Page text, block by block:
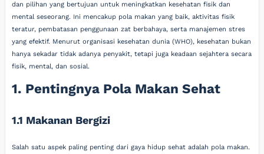
dan pilihan yang bertujuan untuk meningkatkan kesehatan fisik dan
mental seseorang. Ini mencakup pola makan yang baik, aktivitas fisik
teratur, pembatasan penggunaan zat berbahaya, serta manajemen stres
yang efektif. Menurut organisasi kesehatan dunia (WHO), kesehatan bukan
hanya sekadar tidak adanya penyakit, tetapi juga keadaan sejahtera secara
fisik, mental, dan sosial.
1. Pentingnya Pola Makan Sehat
1.1 Makanan Bergizi
Salah satu aspek paling penting dari gaya hidup sehat adalah pola makan.